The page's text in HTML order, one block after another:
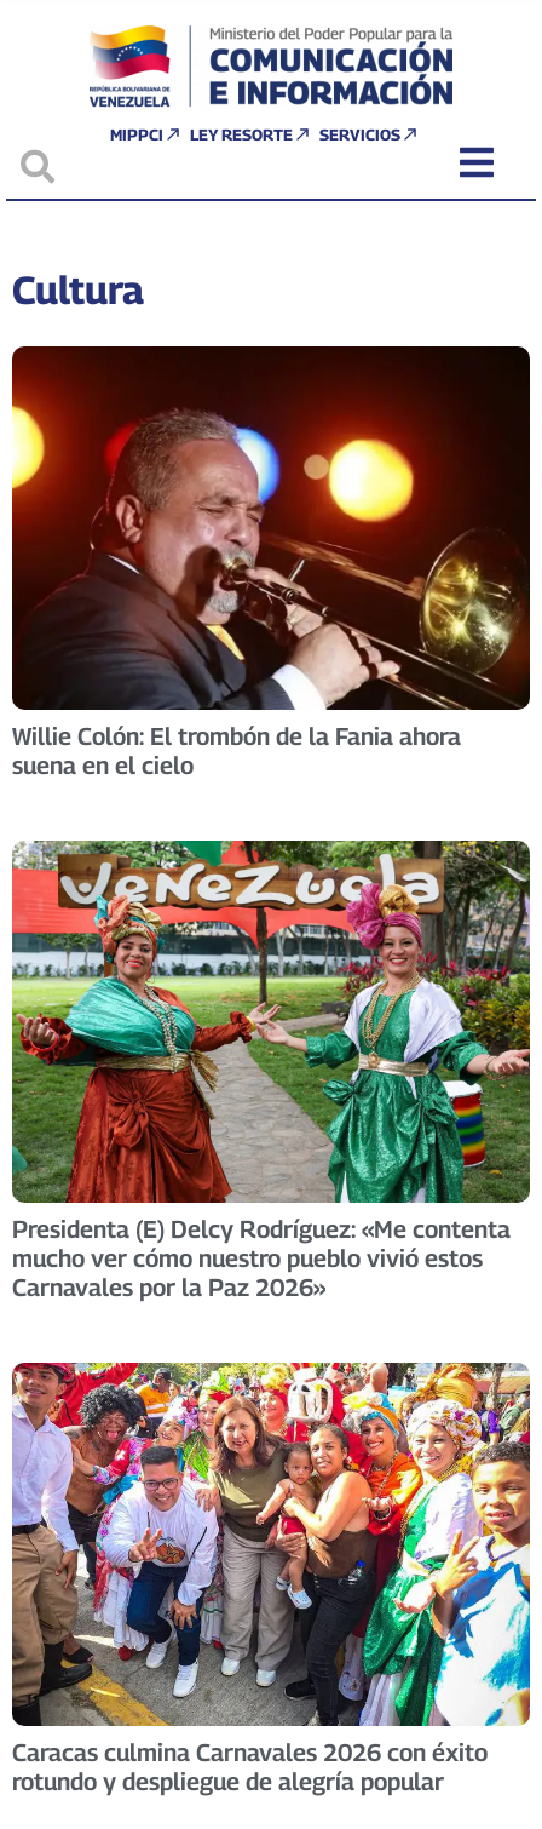
MIPPCI LEY RESORTE SERVICIOS
Cultura
Willie Colón: El trombón de la Fania ahora
suena en el cielo
Presidenta (E) Delcy Rodríguez: «Me contenta
mucho ver cómo nuestro pueblo vivió estos
Carnavales por la Paz 2026»
Caracas culmina Carnavales 2026 con éxito
rotundo y despliegue de alegría popular